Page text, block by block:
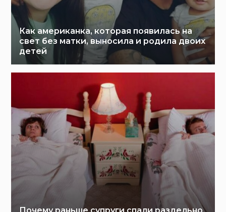
Как американка, которая появилась на
свет без матки, выносила и родила двоих
детей